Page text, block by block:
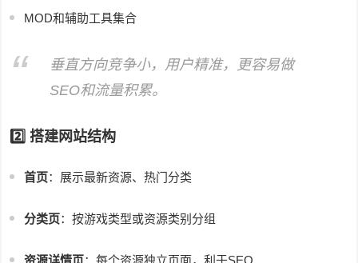
MOD和辅助工具集合
垂直方向竞争小，用户精准，更容易做
SEO和流量积累。
2️⃣ 搭建网站结构
首页：展示最新资源、热门分类
分类页：按游戏类型或资源类别分组
资源详情页：每个资源独立页面，利于SEO